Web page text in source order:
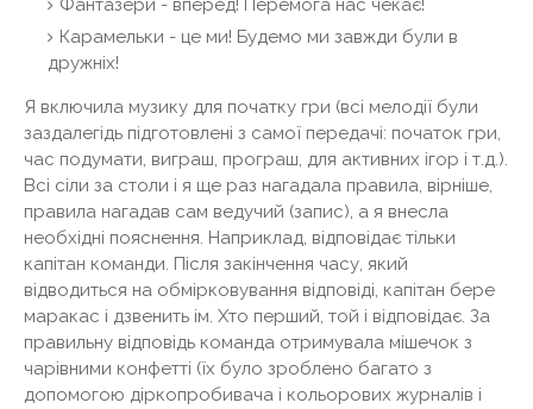
Фантазери - вперед! Перемога нас чекає!
Карамельки - це ми! Будемо ми завжди були в
дружніх!
Я включила музику для початку гри (всі мелодії були
заздалегідь підготовлені з самої передачі: початок гри,
час подумати, виграш, програш, для активних ігор і т.д.).
Всі сіли за столи і я ще раз нагадала правила, вірніше,
правила нагадав сам ведучий (запис), а я внесла
необхідні пояснення. Наприклад, відповідає тільки
капітан команди. Після закінчення часу, який
відводиться на обмірковування відповіді, капітан бере
маракас і дзвенить ім. Хто перший, той і відповідає. За
правильну відповідь команда отримувала мішечок з
чарівними конфетті (їх було зроблено багато з
допомогою діркопробивача і кольорових журналів і